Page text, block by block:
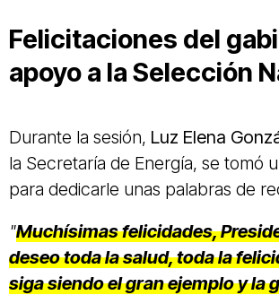
Felicitaciones del
apoyo a la Selección
Durante la sesión, Luz Elena
la Secretaría de Energía, se tomó
para dedicarle unas palabras de
"Muchísimas felicidades,
deseo toda la salud, toda la
siga siendo el gran ejemplo y la